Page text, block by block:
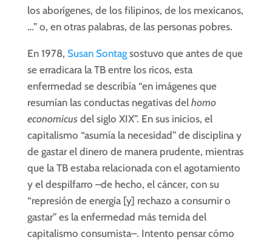
los aborígenes, de los filipinos, de los mexicanos,
…” o, en otras palabras, de las personas pobres.
En 1978, Susan Sontagsostuvo que antes de que
se erradicara la TB entre los ricos, esta
enfermedad se describía “en imágenes que
resumían las conductas negativas del homo
economicusdel siglo XIX”. En sus inicios, el
capitalismo “asumía la necesidad” de disciplina y
de gastar el dinero de manera prudente, mientras
que la TB estaba relacionada con el agotamiento
y el despilfarro –de hecho, el cáncer, con su
“represión de energía [y] rechazo a consumir o
gastar” es la enfermedad más temida del
capitalismo consumista–. Intento pensar cómo